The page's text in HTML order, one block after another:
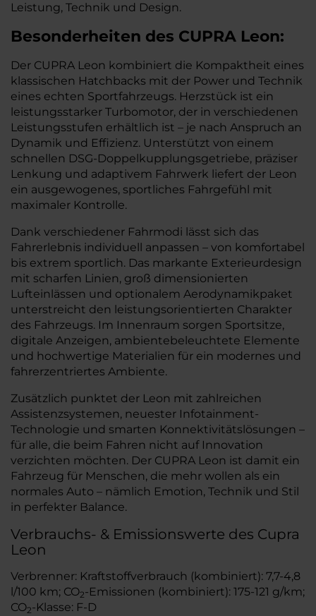
Leistung, Technik und Design.
Besonderheiten des CUPRA Leon:
Der CUPRA Leon kombiniert die Kompaktheit eines
klassischen Hatchbacks mit der Power und Technik
eines echten Sportfahrzeugs. Herzstück ist ein
leistungsstarker Turbomotor, der in verschiedenen
Leistungsstufen erhältlich ist – je nach Anspruch an
Dynamik und Effizienz. Unterstützt von einem
schnellen DSG-Doppelkupplungsgetriebe, präziser
Lenkung und adaptivem Fahrwerk liefert der Leon
ein ausgewogenes, sportliches Fahrgefühl mit
maximaler Kontrolle.
Dank verschiedener Fahrmodi lässt sich das
Fahrerlebnis individuell anpassen – von komfortabel
bis extrem sportlich. Das markante Exterieurdesign
mit scharfen Linien, groß dimensionierten
Lufteinlässen und optionalem Aerodynamikpaket
unterstreicht den leistungsorientierten Charakter
des Fahrzeugs. Im Innenraum sorgen Sportsitze,
digitale Anzeigen, ambientebeleuchtete Elemente
und hochwertige Materialien für ein modernes und
fahrerzentriertes Ambiente.
Zusätzlich punktet der Leon mit zahlreichen
Assistenzsystemen, neuester Infotainment-
Technologie und smarten Konnektivitätslösungen –
für alle, die beim Fahren nicht auf Innovation
verzichten möchten. Der CUPRA Leon ist damit ein
Fahrzeug für Menschen, die mehr wollen als ein
normales Auto – nämlich Emotion, Technik und Stil
in perfekter Balance.
Verbrauchs- & Emissionswerte des Cupra
Leon
Verbrenner: Kraftstoffverbrauch (kombiniert): 7,7-4,8
l/100 km; CO2-Emissionen (kombiniert): 175-121 g/km;
CO2-Klasse: F-D